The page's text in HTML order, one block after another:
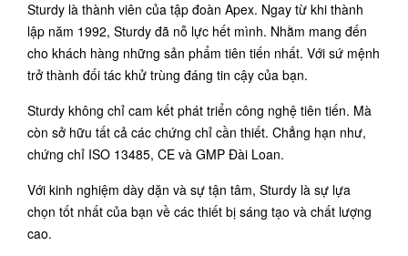
Sturdy là thành viên của tập đoàn Apex. Ngay từ khi thành
lập năm 1992, Sturdy đã nỗ lực hết mình. Nhằm mang đến
cho khách hàng những sản phẩm tiên tiến nhất. Với sứ mệnh
trở thành đối tác khử trùng đáng tin cậy của bạn.
Sturdy không chỉ cam kết phát triển công nghệ tiên tiến. Mà
còn sở hữu tất cả các chứng chỉ cần thiết. Chẳng hạn như,
chứng chỉ ISO 13485, CE và GMP Đài Loan.
Với kinh nghiệm dày dặn và sự tận tâm, Sturdy là sự lựa
chọn tốt nhất của bạn về các thiết bị sáng tạo và chất lượng
cao.